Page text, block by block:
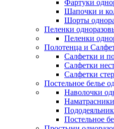
Фартуки
Шапочки и
Шорты
Пеленки
Пеленки
Полотенца и
Салфетки и
Салфетки
Салфетки
Постельное белье
Наволочки
Постельное